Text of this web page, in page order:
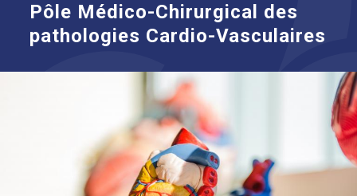
Pôle Médico-Chirurgical des
pathologies Cardio-Vasculaires